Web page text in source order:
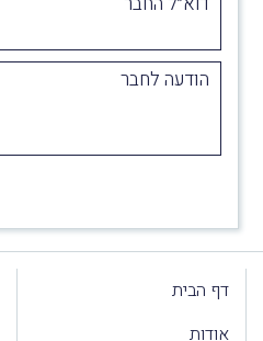
הודעה לחבר
דף הבית
אודות